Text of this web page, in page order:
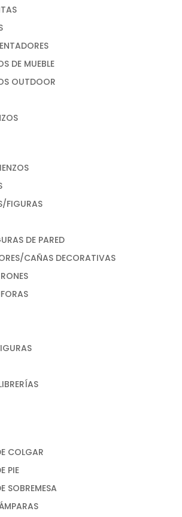
DE MUEBLE
OUTDOOR
FIGURAS
DE PARED
CAÑAS DECORATIVAS
COLGAR
PIE
SOBREMESA